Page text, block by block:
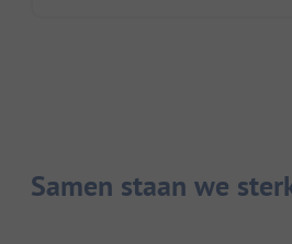
Samen staan we